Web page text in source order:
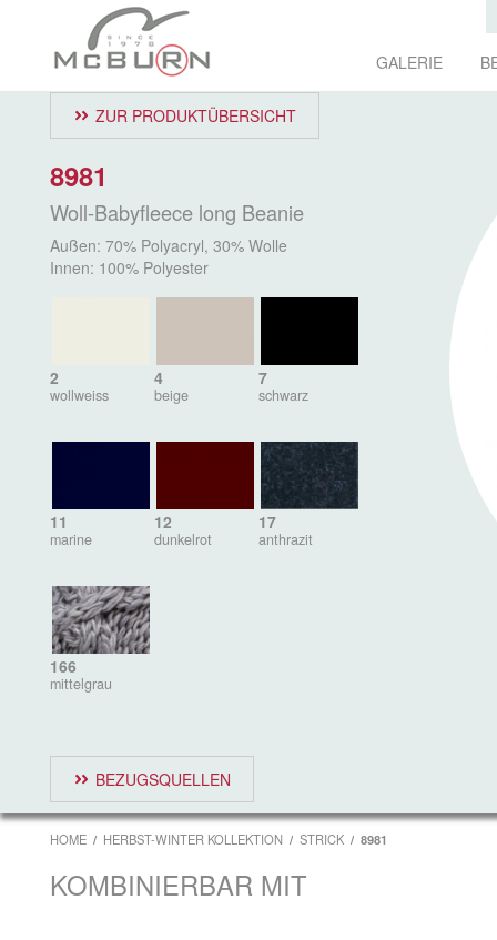
GALERIE
ZUR PRODUKTÜBERSICHT
8981
Woll-Babyfleece long Beanie
Außen: 70% Polyacryl, 30% Wolle
Innen: 100% Polyester
2
wollweiss
4
beige
7
schwarz
11
marine
12
dunkelrot
17
anthrazit
166
mittelgrau
BEZUGSQUELLEN
HOME HERBST-WINTER KOLLEKTION STRICK 8981
KOMBINIERBAR MIT